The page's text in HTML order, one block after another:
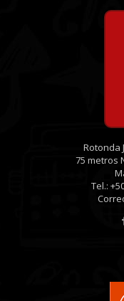
Rotonda
75 metros
Tel.: